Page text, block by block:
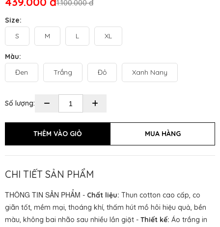
1.100.000 đ
Size:
S
M L XL
Màu:
Đen
Trắng Đỏ Xanh Nany
Số lượng:
CHI TIẾT SẢN PHẨM
THÔNG TIN SẢN PHẨM - Chất liệu: Thun cotton cao cấp, co
giãn tốt, mềm mại, thoáng khí, thấm hút mồ hôi hiệu quả, bền
màu, không bai nhão sau nhiều lần giặt - Thiết kế: Áo trắng in